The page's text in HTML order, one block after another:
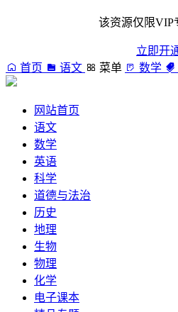
该资源仅限VIP
立即开
首页
语文 菜单 数学
网站首页
语文
数学
英语
科学
道德与法治
历史
地理
生物
物理
化学
电子课本